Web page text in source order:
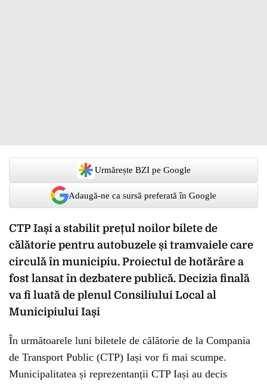
Urmărește BZI pe Google
Adaugă-ne ca sursă preferată în Google
CTP Iași a stabilit prețul noilor bilete de
călătorie pentru autobuzele și tramvaiele care
circulă în municipiu. Proiectul de hotărâre a
fost lansat în dezbatere publică. Decizia finală
va fi luată de plenul Consiliului Local al
Municipiului Iași
În următoarele luni biletele de călătorie de la Compania
de Transport Public (CTP) Iași vor fi mai scumpe.
Municipalitatea și reprezentanții CTP Iași au decis